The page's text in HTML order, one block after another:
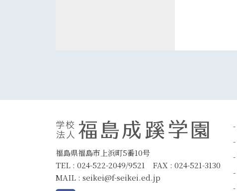
福島県福島市上浜町5番10号
TEL : 024-522-2049/9521 FAX : 024-521-3130
MAIL : seikei@f-seikei.ed.jp